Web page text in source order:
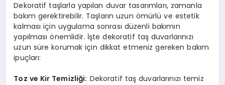
Dekoratif taşlarla yapılan duvar tasarımları, zamanla
bakım gerektirebilir. Taşların uzun ömürlü ve estetik
kalması için uygulama sonrası düzenli bakımın
yapılması önemlidir. İşte dekoratif taş duvarlarınızı
uzun süre korumak için dikkat etmeniz gereken bakım
ipuçları:
Toz ve Kir Temizliği: Dekoratif taş duvarlarınızı temiz